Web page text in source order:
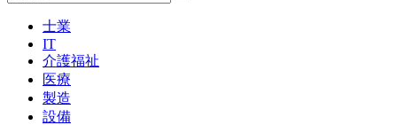
士業
IT
介護福祉
医療
製造
設備